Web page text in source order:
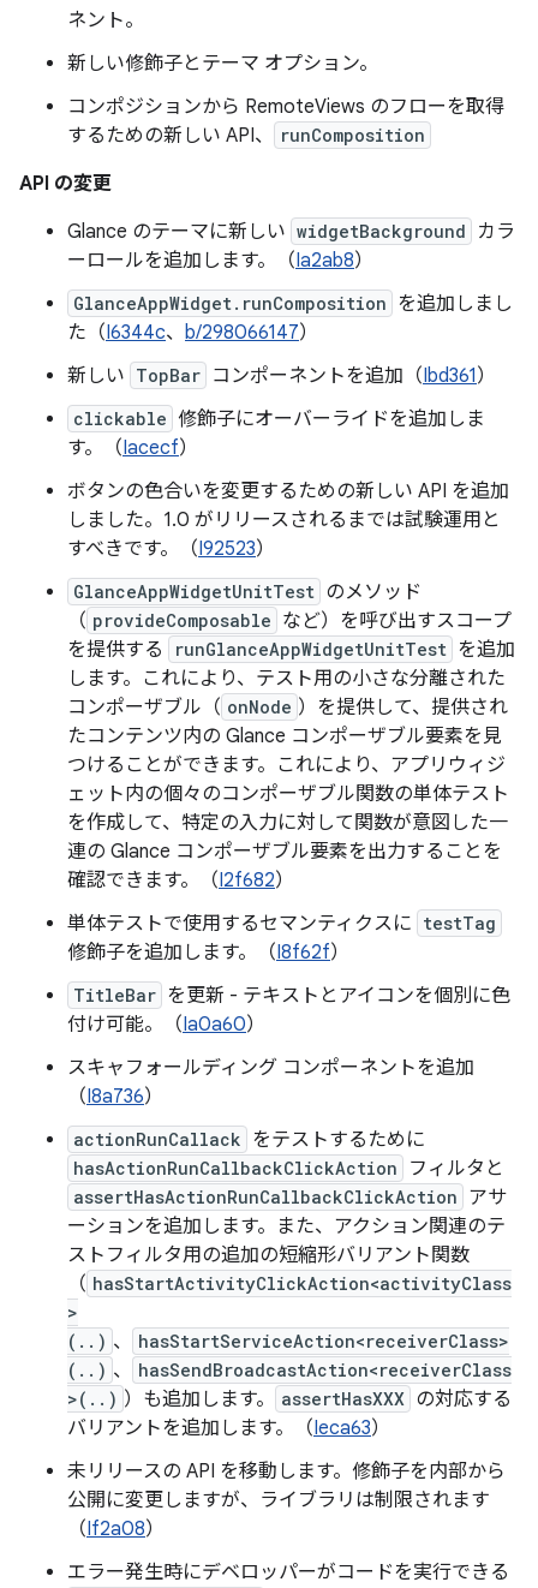
ネント。
新しい修飾子とテーマ オプション。
コンポジションから RemoteViews のフローを取得
するための新しい API、
runComposition
API の変更
Glance のテーマに新しい widgetBackground
カラ
ーロールを追加します。（Ia2ab8）
GlanceAppWidget.runComposition を追加しまし
た（I6344c、 b/298066147）
新しい TopBar コンポーネントを追加（Ibd361）
clickable 修飾子にオーバーライドを追加しま
す。（Iacecf）
ボタンの色合いを変更するための新しい API を追加
しました。1.0 がリリースされるまでは試験運用と
すべきです。（I92523）
GlanceAppWidgetUnitTest のメソッド
（ provideComposable など）を呼び出すスコープ
を提供する
runGlanceAppWidgetUnitTest を追加
します。これにより、テスト用の小さな分離された
コンポーザブル（ onNode ）を提供して、提供され
たコンテンツ内の Glance コンポーザブル要素を見
つけることができます。これにより、アプリウィジ
ェット内の個々のコンポーザブル関数の単体テスト
を作成して、特定の入力に対して関数が意図した一
連の Glance コンポーザブル要素を出力することを
確認できます。（I2f682）
単体テストで使用するセマンティクスに testTag
修飾子を追加します。（I8f62f）
TitleBar を更新 - テキストとアイコンを個別に色
付け可能。（Ia0a60）
スキャフォールディング コンポーネントを追加
（I8a736）
actionRunCallack をテストするために
hasActionRunCallbackClickAction フィルタと
assertHasActionRunCallbackClickAction アサ
ーションを追加します。また、アクション関連のテ
ストフィルタ用の追加の短縮形バリアント関数
（ hasStartActivityClickAction<activityClass
>
(..) 、
hasStartServiceAction<receiverClass>
(..) 、
hasSendBroadcastAction<receiverClass
>(..) ）も追加します。 assertHasXXX の対応する
バリアントを追加します。（Ieca63）
未リリースの API を移動します。修飾子を内部から
公開に変更しますが、ライブラリは制限されます
（If2a08）
エラー発生時にデベロッパーがコードを実行できる